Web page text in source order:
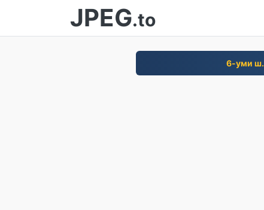
JPEG.to
6-уми ш.